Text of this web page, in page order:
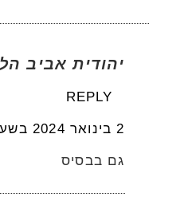
יהודית אביב
REPLY
2 בינואר 2024 בשעה 11:07
גם בבסיס